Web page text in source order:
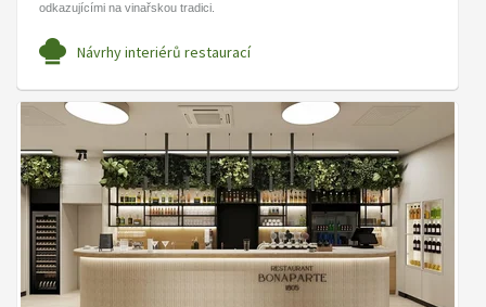
odkazujícími na vinařskou tradici.
Návrhy interiérů restaurací